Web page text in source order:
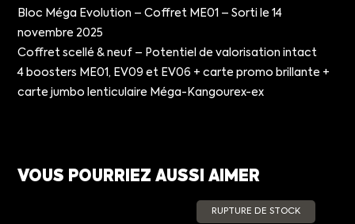
Bloc Méga Evolution – Coffret ME01 – Sorti le 14
novembre 2025
Coffret scellé & neuf – Potentiel de valorisation intact
4 boosters ME01, EV09 et EV06 + carte promo brillante +
carte jumbo lenticulaire Méga-Kangourex-ex
VOUS POURRIEZ AUSSI AIMER
RUPTURE DE STOCK